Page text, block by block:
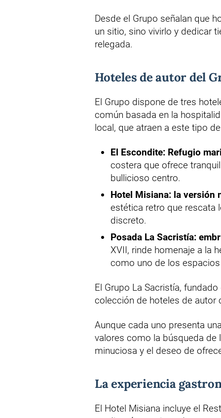
Desde el Grupo señalan que
un sitio, sino vivirlo y dedicar
relegada.
Hoteles de autor del
El Grupo dispone de tres
común basada en la
local, que atraen a este tipo
El Escondite: Refugio
costera que ofrece
bullicioso centro.
Hotel Misiana: la versión
estética retro que rescata
discreto.
Posada La Sacristía:
XVII, rinde homenaje a la
como uno de los
El Grupo La Sacristía,
colección de hoteles de autor
Aunque cada uno presenta
valores como la búsqueda de
minuciosa y el deseo de
La experiencia
El Hotel Misiana incluye el